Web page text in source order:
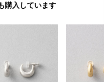
購入しています